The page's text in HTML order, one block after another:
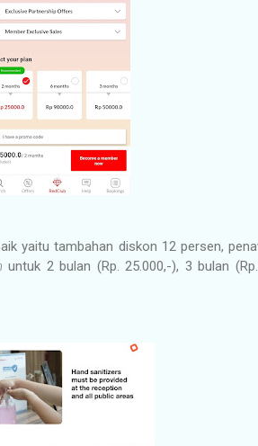
yaitu tambahan diskon 12 persen,
untuk 2 bulan (Rp. 25.000,-), 3 bulan